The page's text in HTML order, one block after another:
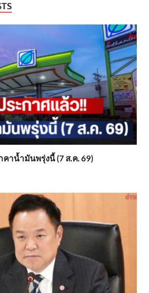
าน้ำมันพรุ่งนี้ (7 ส.ค. 69)